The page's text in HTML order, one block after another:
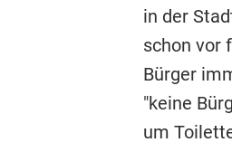
in der
schon vor
Bürger
"keine
um